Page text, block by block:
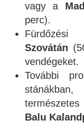
vagy a
perc).
Szovátán
vendégeket.
További
természetes
Balu